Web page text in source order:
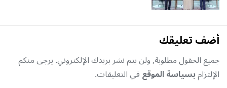
أضف تعليقك
جميع الحقول مطلوبة, ولن يتم نشر بريدك الإلكتروني. يرجى منكم
الإلتزامبسياسة الموقعفي التعليقات.